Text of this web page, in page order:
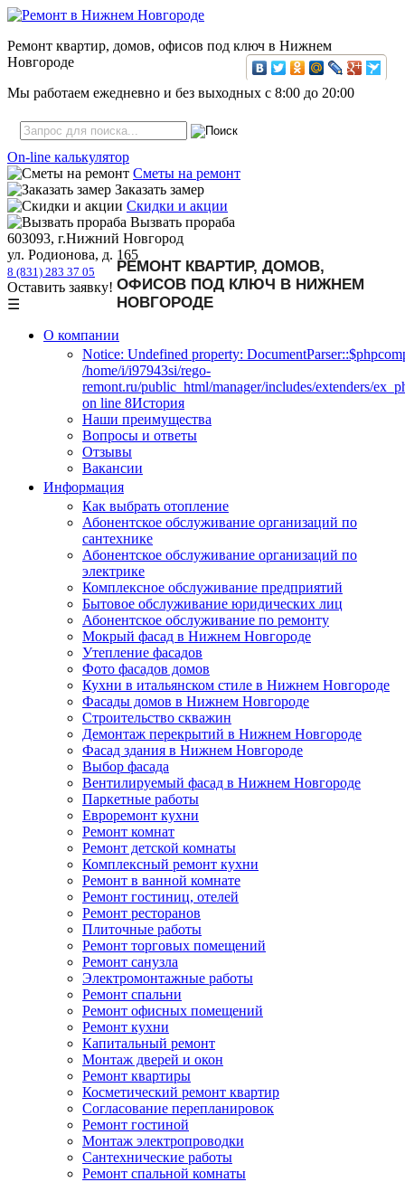
Ремонт квартир, домов, офисов под ключ в Нижнем
Новгороде
Мы работаем ежедневно и без выходных с 8:00 до 20:00
On-line калькулятор
Сметы на ремонт
Заказать замер
Скидки и акции
Вызвать прораба
603093, г.Нижний Новгород
ул. Родионова, д. 165
8 (831) 283 37 05
Оставить заявку!
☰
О компании
Notice: Undefined property:
/home/i/i97943si/rego-
remont.ru/public_html/manager/includes/extenders/
on line 8История
Наши преимущества
Вопросы и ответы
Отзывы
Вакансии
Информация
Как выбрать отопление
Абонентское обслуживание организаций по
сантехнике
Абонентское обслуживание организаций по
электрике
Комплексное обслуживание предприятий
Бытовое обслуживание юридических лиц
Абонентское обслуживание по ремонту
Мокрый фасад в Нижнем Новгороде
Утепление фасадов
Фото фасадов домов
Кухни в итальянском стиле в Нижнем Новгороде
Фасады домов в Нижнем Новгороде
Строительство скважин
Демонтаж перекрытий в Нижнем Новгороде
Фасад здания в Нижнем Новгороде
Выбор фасада
Вентилируемый фасад в Нижнем Новгороде
Паркетные работы
Евроремонт кухни
Ремонт комнат
Ремонт детской комнаты
Комплексный ремонт кухни
Ремонт в ванной комнате
Ремонт гостиниц, отелей
Ремонт ресторанов
Плиточные работы
Ремонт торговых помещений
Ремонт санузла
Электромонтажные работы
Ремонт спальни
Ремонт офисных помещений
Ремонт кухни
Капитальный ремонт
Монтаж дверей и окон
Ремонт квартиры
Косметический ремонт квартир
Согласование перепланировок
Ремонт гостиной
Монтаж электропроводки
Сантехнические работы
Ремонт спальной комнаты
РЕМОНТ КВАРТИР, ДОМОВ,
ОФИСОВ ПОД КЛЮЧ В НИЖНЕМ
НОВГОРОДЕ